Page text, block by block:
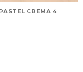
PASTEL CREMA 4